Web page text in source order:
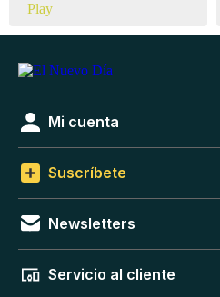
Mi cuenta
Suscríbete
Newsletters
Servicio al cliente